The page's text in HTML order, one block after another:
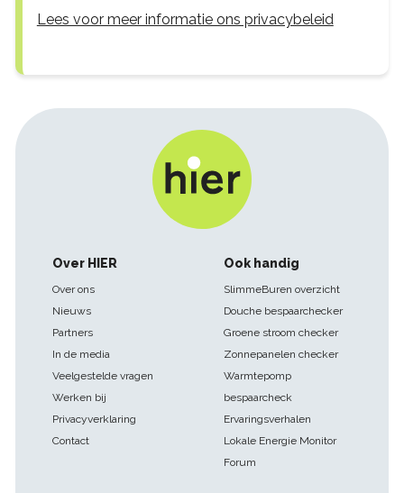
Lees voor meer informatie ons privacybeleid
Footer
navigatie
Over HIER
Over ons
Nieuws
Partners
In de media
Veelgestelde vragen
Werken bij
Privacyverklaring
Contact
Ook handig
SlimmeBuren overzicht
Douche bespaarchecker
Groene stroom checker
Zonnepanelen checker
Warmtepomp
bespaarcheck
Ervaringsverhalen
Lokale Energie Monitor
Forum